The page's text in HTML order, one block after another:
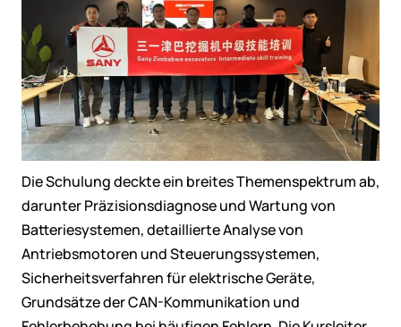
Die Schulung deckte ein breites Themenspektrum ab,
darunter Präzisionsdiagnose und Wartung von
Batteriesystemen, detaillierte Analyse von
Antriebsmotoren und Steuerungssystemen,
Sicherheitsverfahren für elektrische Geräte,
Grundsätze der CAN-Kommunikation und